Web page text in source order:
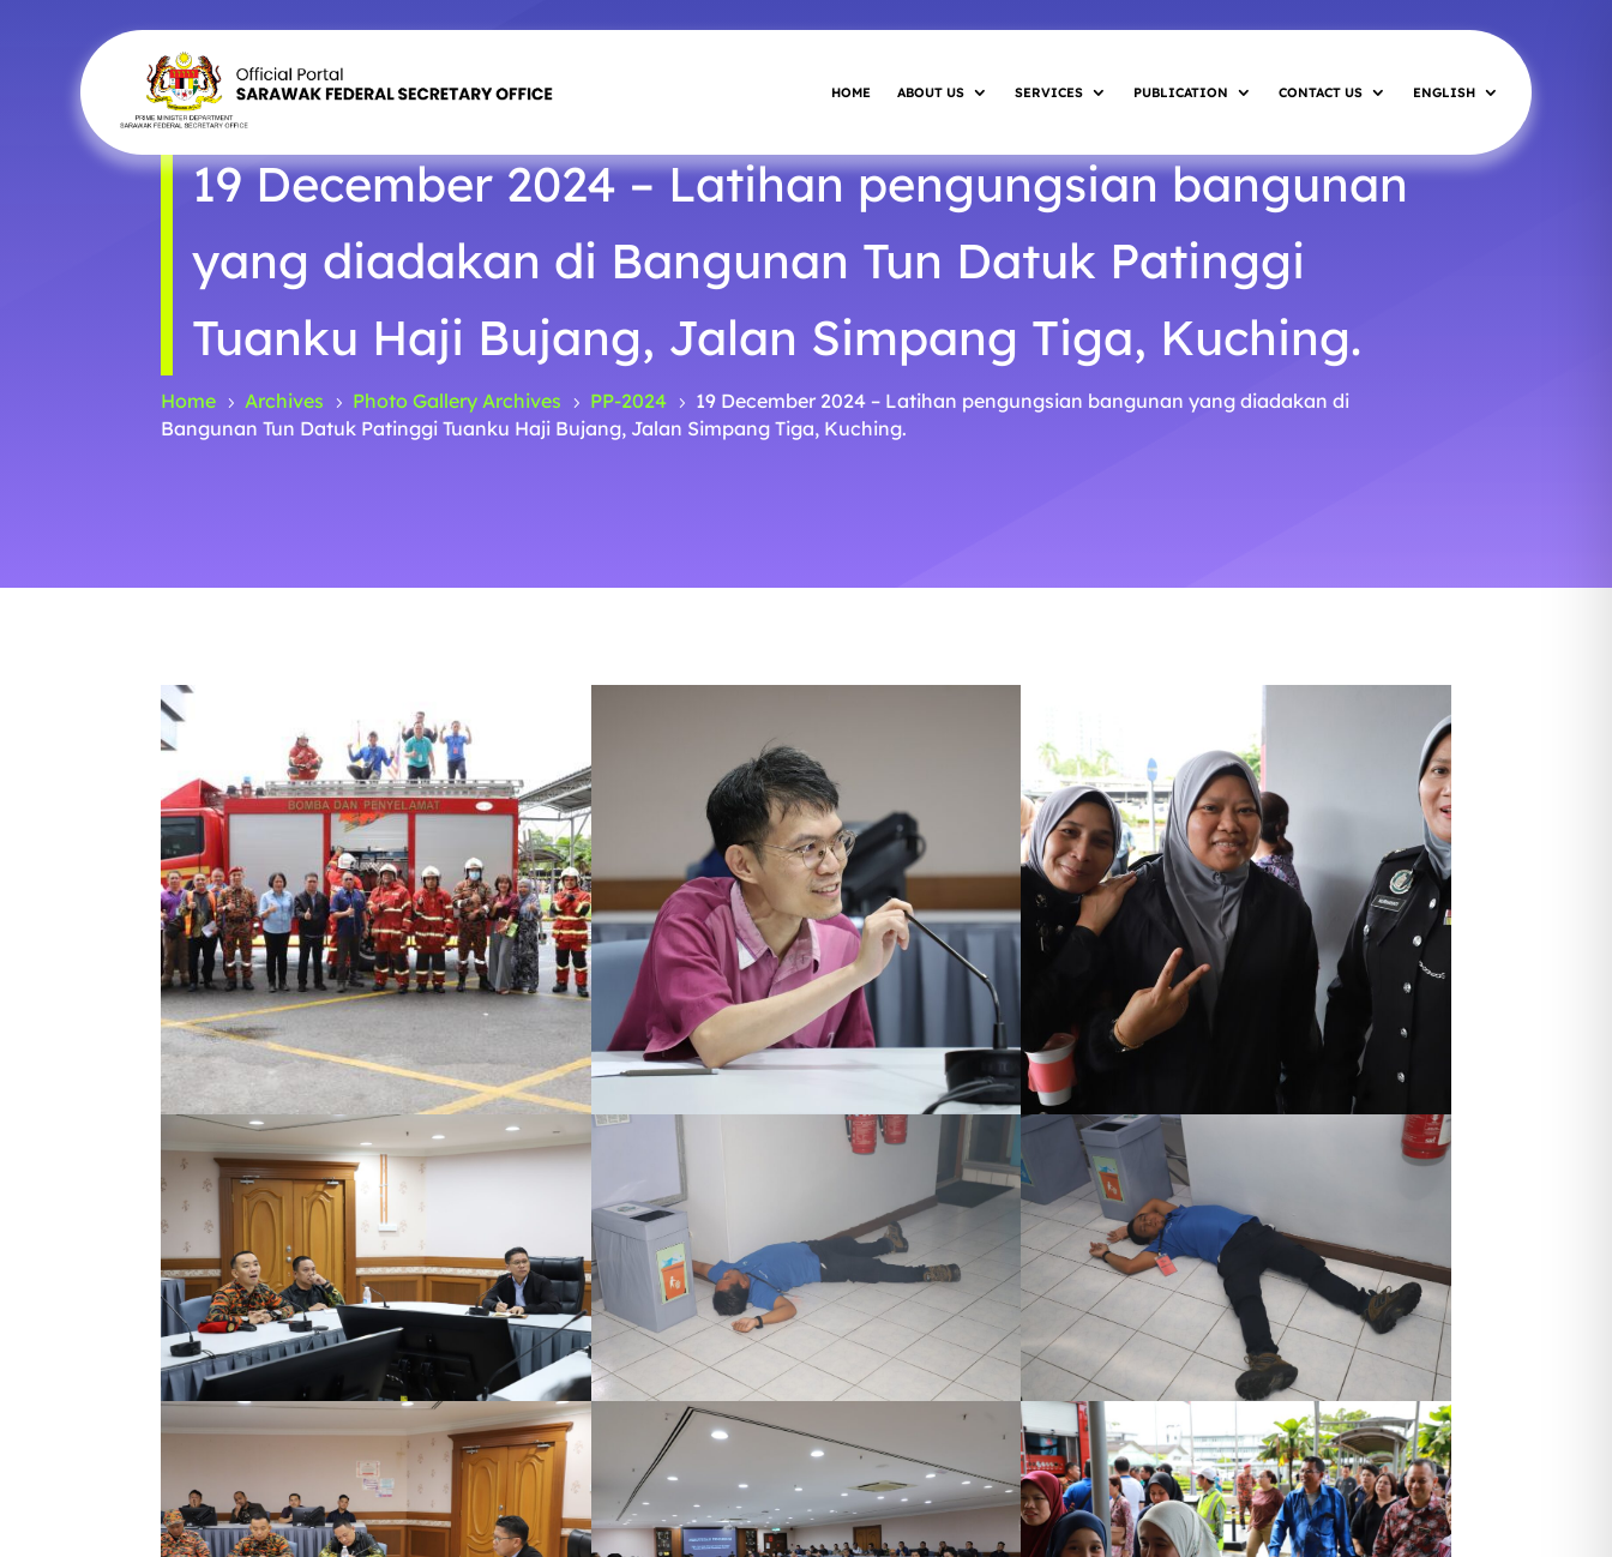
HOME ABOUT US SERVICES PUBLICATION CONTACT US ENGLISH
19 December 2024 – Latihan pengungsian bangunan
yang diadakan di Bangunan Tun Datuk Patinggi
Tuanku Haji Bujang, Jalan Simpang Tiga, Kuching.
Home 5 Archives 5 Photo Gallery Archives 5 PP-2024 5
19 December 2024 – Latihan pengungsian bangunan yang diadakan di
Bangunan Tun Datuk Patinggi Tuanku Haji Bujang, Jalan Simpang Tiga, Kuching.